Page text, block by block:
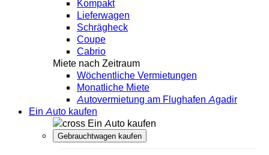
Kompakt
Lieferwagen
Schrägheck
Coupe
Cabrio
Miete nach Zeitraum
Wöchentliche Vermietungen
Monatliche Miete
Autovermietung am Flughafen Agadir
Ein Auto kaufen
Ein Auto kaufen
Gebrauchtwagen kaufen